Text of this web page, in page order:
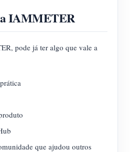
IAMMETER
pode já ter algo que vale a
que ajudou outros